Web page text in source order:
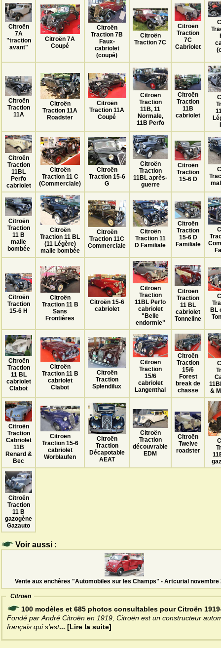
Citroën
7A
"traction
avant"
Citroën 7A
Coupé
Citroën
Traction 7B
Faux-
cabriolet
(coupé)
Citroën
Traction 7C
Citroën
Traction
7C
Cabriolet
Citroën
Traction
11A
Citroën
Traction 11A
Roadster
Citroën
Traction 11A
Coupé
Citroën
Traction
11B, 11
Normale,
11B Perfo
Citroën
Traction
11B
cabriolet
Citroën
Traction
11BL
Perfo
cabriolet
Citroën
Traction 11 C
(Commerciale)
Citroën
Traction 15-6
G
Citroën
Traction
11BL après-
guerre
Citroën
Traction
15-6 D
Citroën
Traction
11 B
malle
bombée
Citroën
Traction 11 BL
(11 Légère)
malle bombée
Citroën
Traction 11C
Commerciale
Citroën
Traction 11
D Familiale
Citroën
Traction
15-6 D
Familiale
Citroën
Traction
15-6 H
Citroën
Traction 11 B
Sans
Frontières
Citroën 15-6
cabriolet
Citroën
Traction
11BL Perfo
cabriolet
"Belle
endormie"
Citroën
Traction
11 BL
cabriolet
Tonneline
BL
Citroën
Traction
11 BL
cabriolet
Clabot
Citroën
Traction 11 B
cabriolet
Clabot
Citroën
Traction
Splendilux
Citroën
Traction
15/6
cabriolet
Langenthal
Citroën
Traction
15/6
Forest
break de
chasse
&
Citroën
Traction
Cabriolet
11B
Renard &
Bec
Citroën
Traction 15-6
cabriolet
Worblaufen
Citroën
Traction
Décapotable
AEAT
Citroën
Traction
découvrable
EDM
Citroën
Twelve
roadster
Citroën
Traction
11 B
gazogène
Gazauto
Voir aussi :
Vente aux enchères "Automobiles sur les Champs" - Artcurial novembre
Citroën
100 modèles et 685 photos consultables pour Citroën
Fondé par André Citroën en 1919, Citroën est un constructeur
français qui s'est... [Lire la suite]